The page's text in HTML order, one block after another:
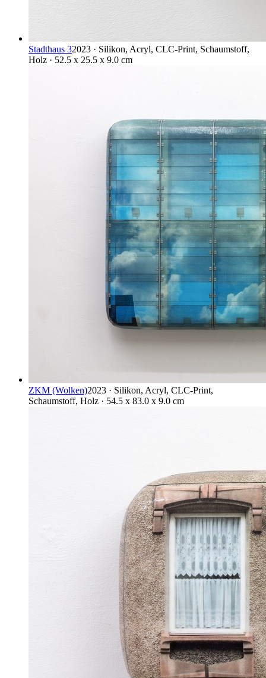
Stadthaus 32023 · Silikon, Acryl, CLC-Print, Schaumstoff,
Holz · 52.5 x 25.5 x 9.0 cm
ZKM (Wolken)2023 · Silikon, Acryl, CLC-Print,
Schaumstoff, Holz · 54.5 x 83.0 x 9.0 cm